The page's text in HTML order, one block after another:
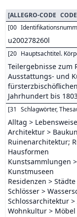
[ALLEGRO-CODE
[00
u200278260l
[20 Hauptsachtitel.
Teilergebnisse zum
Ausstattungs- und
Jahrhundert bis
[31 Schlagwörter,
Alltag >
Architektur >
Ruinenarchitektur;
Hausformen
Kunstsammlungen
Kunstmuseen
Residenzen > Städte
Schlösser >
Schlossarchitektur
Wohnkultur > Möbel